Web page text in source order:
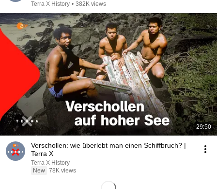
Terra X History • 382K views
29:50
Verschollen: wie überlebt man einen Schiffbruch? |
Terra X
Terra X History
New 78K views